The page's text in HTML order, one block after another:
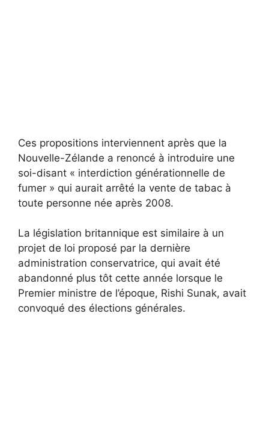
Ces propositions interviennent après que la
Nouvelle-Zélande a renoncé à introduire une
soi-disant « interdiction générationnelle de
fumer » qui aurait arrêté la vente de tabac à
toute personne née après 2008.
La législation britannique est similaire à un
projet de loi proposé par la dernière
administration conservatrice, qui avait été
abandonné plus tôt cette année lorsque le
Premier ministre de l’époque, Rishi Sunak, avait
convoqué des élections générales.